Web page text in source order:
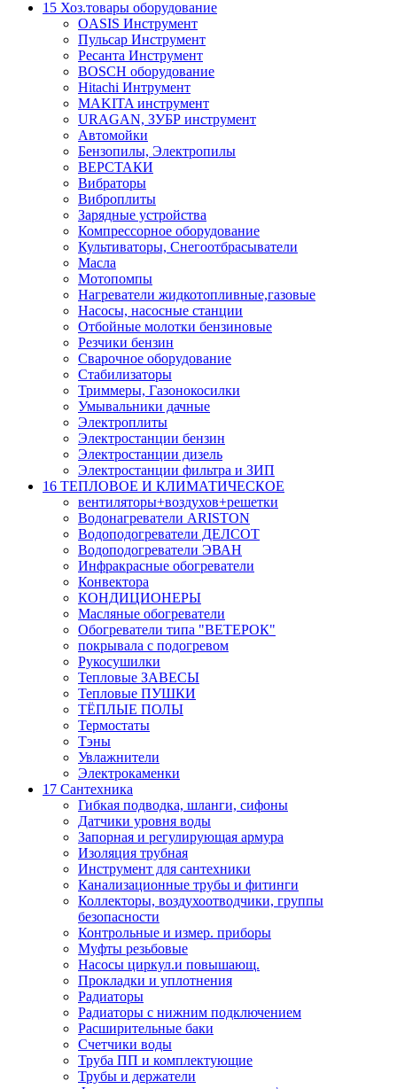
15 Хоз.товары оборудование
OASIS Инструмент
Пульсар Инструмент
Ресанта Инструмент
BOSCH оборудование
Hitachi Интрумент
MAKITA инструмент
URAGAN, ЗУБР инструмент
Автомойки
Бензопилы, Электропилы
ВЕРСТАКИ
Вибраторы
Виброплиты
Зарядные устройства
Компрессорное оборудование
Культиваторы, Снегоотбрасыватели
Масла
Мотопомпы
Нагреватели жидкотопливные,газовые
Насосы, насосные станции
Отбойные молотки бензиновые
Резчики бензин
Сварочное оборудование
Стабилизаторы
Триммеры, Газонокосилки
Умывальники дачные
Электроплиты
Электростанции бензин
Электростанции дизель
Электростанции фильтра и ЗИП
16 ТЕПЛОВОЕ И КЛИМАТИЧЕСКОЕ
вентиляторы+воздухов+решетки
Водонагреватели ARISTON
Водоподогреватели ДЕЛСОТ
Водоподогреватели ЭВАН
Инфракрасные обогреватели
Конвектора
КОНДИЦИОНЕРЫ
Масляные обогреватели
Обогреватели типа "ВЕТЕРОК"
покрывала с подогревом
Рукосушилки
Тепловые ЗАВЕСЫ
Тепловые ПУШКИ
ТЁПЛЫЕ ПОЛЫ
Термостаты
Тэны
Увлажнители
Электрокаменки
17 Сантехника
Гибкая подводка, шланги, сифоны
Датчики уровня воды
Запорная и регулирующая армура
Изоляция трубная
Инструмент для сантехники
Канализационные трубы и фитинги
Коллекторы, воздухоотводчики, группы
безопасности
Контрольные и измер. приборы
Муфты резьбовые
Насосы циркул.и повышающ.
Прокладки и уплотнения
Радиаторы
Радиаторы с нижним подключением
Расширительные баки
Счетчики воды
Труба ПП и комплектующие
Трубы и держатели